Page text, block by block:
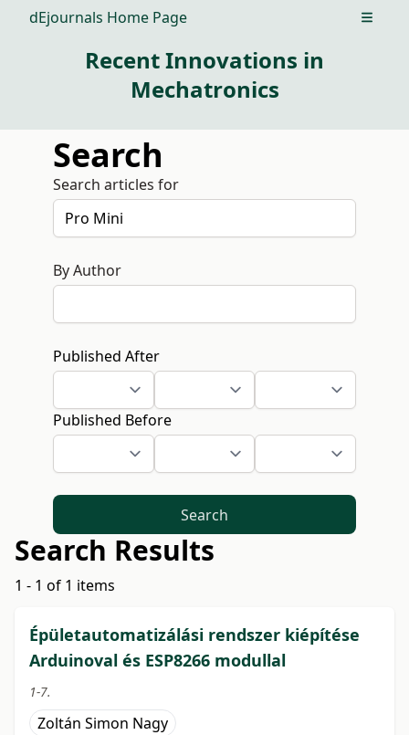
dEjournals Home Page Open
Recent Innovations in
Mechatronics
Search
Search articles for
By Author
Published After
Published Before
Search
Search Results
1 - 1 of 1 items
Épületautomatizálási rendszer kiépítése
Arduinoval és ESP8266 modullal
1-7.
Zoltán Simon Nagy